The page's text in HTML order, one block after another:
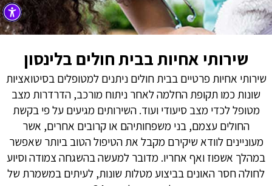
שירותי אחיות בבית חולים בלינסון
שירותי אחיות פרטיים בבית חולים ניתנים למטופלים בסיטואציות
שונות כמו תקופת החלמה לאחר ניתוח מורכב, הדרדרות מצב
מטופל לכדי מצב סיעודי ועוד. השירותים מגיעים על פי בקשת
החולים עצמם, בני משפחותיהם או קרובים אחרים, אשר
מעוניינים לוודא שיקירם מקבל את הטיפול הטוב ביותר שאפשר
במהלך אשפוז ואף אחריו. מדובר למעשה בהשגחה צמודה וסיוע
לחולה חסר האונים בביצוע מטלות שונות, לעיתים במשמרת של